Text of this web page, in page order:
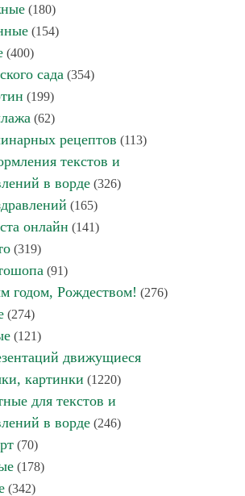
(180)
(154)
(400)
сада (354)
(199)
(62)
рецептов (113)
текстов и
в ворде(326)
(165)
онлайн (141)
(319)
(91)
годом, Рождеством! (276)
(274)
(121)
движущиеся
картинки (1220)
для текстов и
в ворде(246)
(70)
(178)
(342)